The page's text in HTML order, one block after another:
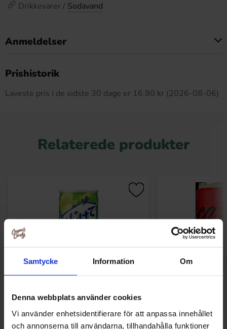
Samtycke Information Om
Denna webbplats använder cookies
Vi använder enhetsidentifierare för att anpassa innehållet
och annonserna till användarna, tillhandahålla funktioner
Drikkevarer / Sodavand
Anmeldelser
Prishistorik
Laveste pris i de sidste 30 dage er 16.90 kr (2026-08-06)
Relaterede produkter
Hajikete Soda Melon 250ml Coca-Cola